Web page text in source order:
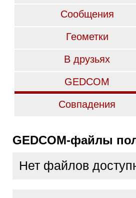
Сообщения
Геометки
В друзьях
GEDCOM
Совпадения
GEDCOM-файлы
Нет файлов